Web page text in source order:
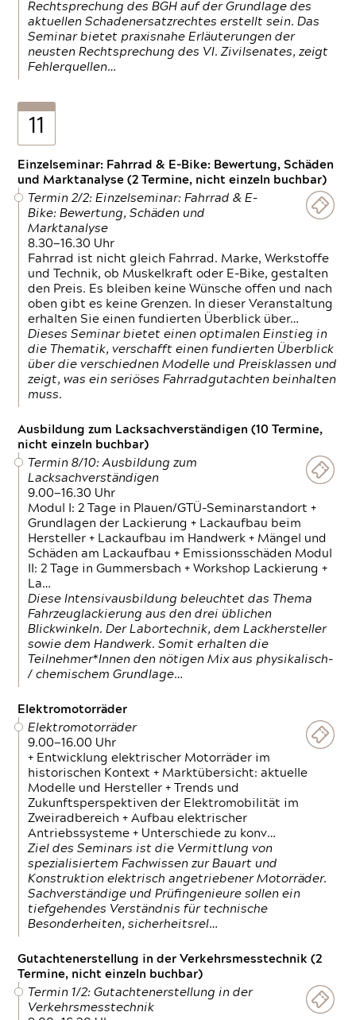
Rechtsprechung des BGH auf der Grundlage des
aktuellen Schadenersatzrechtes erstellt sein. Das
Seminar bietet praxisnahe Erläuterungen der
neusten Rechtsprechung des VI. Zivilsenates, zeigt
Fehlerquellen…
11
Einzelseminar: Fahrrad & E-Bike: Bewertung, Schäden
und Marktanalyse (2 Termine, nicht einzeln buchbar)
Termin 2/2: Einzelseminar: Fahrrad & E-
Bike: Bewertung, Schäden und
Marktanalyse
8.30—16.30 Uhr
Fahrrad ist nicht gleich Fahrrad. Marke, Werkstoffe
und Technik, ob Muskelkraft oder E-Bike, gestalten
den Preis. Es bleiben keine Wünsche offen und nach
oben gibt es keine Grenzen. In dieser Veranstaltung
erhalten Sie einen fundierten Überblick über…
Dieses Seminar bietet einen optimalen Einstieg in
die Thematik, verschafft einen fundierten Überblick
über die verschiednen Modelle und Preisklassen und
zeigt, was ein seriöses Fahrradgutachten beinhalten
muss.
Ausbildung zum Lacksachverständigen (10 Termine,
nicht einzeln buchbar)
Termin 8/10: Ausbildung zum
Lacksachverständigen
9.00—16.30 Uhr
Modul I: 2 Tage in Plauen/GTÜ-Seminarstandort +
Grundlagen der Lackierung + Lackaufbau beim
Hersteller + Lackaufbau im Handwerk + Mängel und
Schäden am Lackaufbau + Emissionsschäden Modul
II: 2 Tage in Gummersbach + Workshop Lackierung +
La…
Diese Intensivausbildung beleuchtet das Thema
Fahrzeuglackierung aus den drei üblichen
Blickwinkeln. Der Labortechnik, dem Lackhersteller
sowie dem Handwerk. Somit erhalten die
Teilnehmer*Innen den nötigen Mix aus physikalisch-
/ chemischem Grundlage…
Elektromotorräder
Elektromotorräder
9.00—16.00 Uhr
+ Entwicklung elektrischer Motorräder im
historischen Kontext + Marktübersicht: aktuelle
Modelle und Hersteller + Trends und
Zukunftsperspektiven der Elektromobilität im
Zweiradbereich + Aufbau elektrischer
Antriebssysteme + Unterschiede zu konv…
Ziel des Seminars ist die Vermittlung von
spezialisiertem Fachwissen zur Bauart und
Konstruktion elektrisch angetriebener Motorräder.
Sachverständige und Prüfingenieure sollen ein
tiefgehendes Verständnis für technische
Besonderheiten, sicherheitsrel…
Gutachtenerstellung in der Verkehrsmesstechnik (2
Termine, nicht einzeln buchbar)
Termin 1/2: Gutachtenerstellung in der
Verkehrsmesstechnik